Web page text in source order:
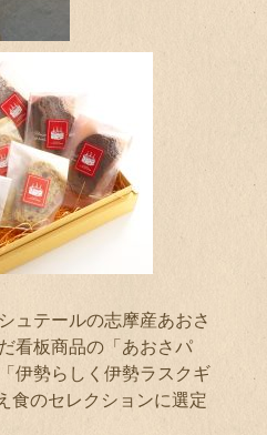
ュテールの志摩産あおさ
看板商品の「あおさパ
伊勢らしく伊勢ラスクギ
食のセレクションに選定